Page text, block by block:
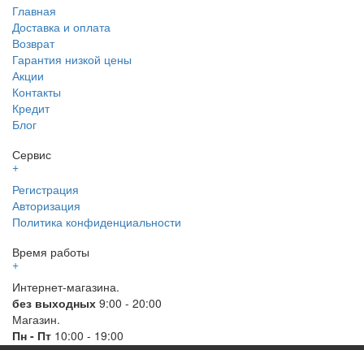
Главная
Доставка и оплата
Возврат
Гарантия низкой цены
Акции
Контакты
Кредит
Блог
Сервис
+
Регистрация
Авторизация
Политика конфиденциальности
Время работы
+
Интернет-магазина.
без выходных 9:00 - 20:00
Магазин.
Пн - Пт 10:00 - 19:00